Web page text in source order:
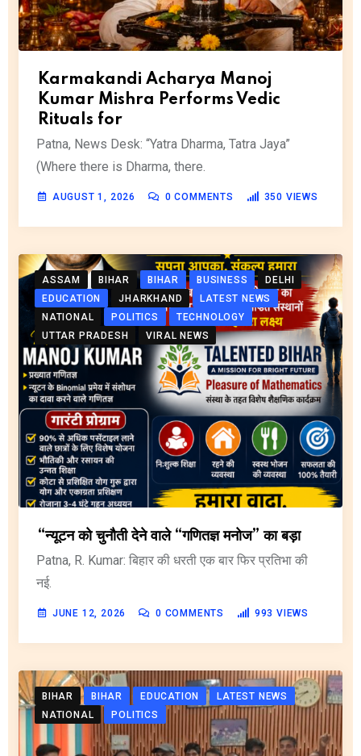
Karmakandi Acharya Manoj
Kumar Mishra Performs Vedic
Rituals for
Patna, News Desk: “Yatra Dharma, Tatra Jaya”
(Where there is Dharma, there.
AUGUST 1, 2026 0 COMMENTS 350 VIEWS
ASSAM BIHAR BIHAR BUSINESS
DELHI
EDUCATION
JHARKHAND
LATEST NEWS
NATIONAL
POLITICS
TECHNOLOGY
UTTAR PRADESH
VIRAL NEWS
“न्यूटन को चुनौती देने वाले “गणितज्ञ मनोज” का बड़ा
Patna, R. Kumar: बिहार की धरती एक बार फिर प्रतिभा की
नई.
JUNE 12, 2026 0 COMMENTS 993 VIEWS
BIHAR BIHAR EDUCATION
LATEST NEWS
NATIONAL
POLITICS